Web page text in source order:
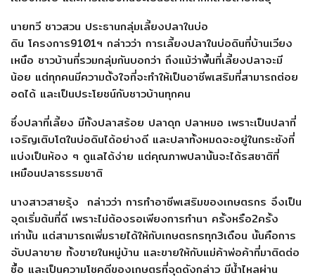
นายทวี ชาวสวน ประธานกลุ่มเลี้ยงปลาในบ่อ
ดิน โครงการ9101ฯ กล่าวว่า การเลี้ยงปลาในบ่อดินที่บ้านเวียง
เหนือ ชาวบ้านที่รวมกลุ่มกันบอกว่า ถึงแม้ว่าพื้นที่เลี้ยงปลาจะมี
น้อย แต่ทุกคนมีความตั้งใจที่จะทำให้เป็นอาชีพเสริมที่สามารถต่อย
อดได้ และเป็นประโยชน์กับชาวบ้านทุกคน
ซึ่งปลาที่เลี้ยง มีทั้งปลาสร้อย ปลาดุก ปลาหมอ เพราะเป็นปลาที่
เจริญเติบโตในบ่อดินได้อย่างดี และปลาทั้งหมดจะอยู่ในกระชังที่
แบ่งเป็นห้อง ๆ ดูแลได้ง่าย แต่คุณภาพปลานั้นจะได้รสชาติที่
เหมือนปลาธรรมชาติ
นางสาวสายรุ้ง กล่าวว่า การทำอาชีพเสริมของเกษตรกร จึงเป็น
จุดเริ่มต้นที่ดี เพราะไม่ต้องรอเพียงการทำนา ครั้งหรือ2ครั้ง
เท่านั้น แต่สามารถเพิ่มรายได้ให้กับเกษตรกรทุก3เดือน นั้นคือการ
จับปลาขาย ทั้งขายในหมู่บ้าน และขายให้กับแม่ค้าพ่อค้าที่มาติดต่อ
ซื้อ และเป็นความโชคดีของเกษตรที่จุดดังกล่าว มีน้ำไหลผ่าน